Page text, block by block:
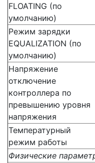
FLOATING (по
умолчанию)
Режим зарядки
EQUALIZATION (по
умолчанию)
Напряжение
отключение
контроллера по
превышению уровня
напряжения
Температурный
режим работы
Физические